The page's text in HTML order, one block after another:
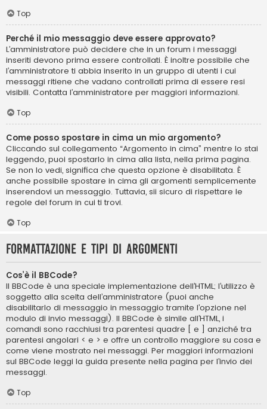
Top
Perché il mio messaggio deve essere approvato?
L’amministratore può decidere che in un forum i messaggi
inseriti devono prima essere controllati. È inoltre possibile che
l’amministratore ti abbia inserito in un gruppo di utenti i cui
messaggi ritiene che vadano controllati prima di essere resi
visibili. Contatta l’amministratore per maggiori informazioni.
Top
Come posso spostare in cima un mio argomento?
Cliccando sul collegamento “Argomento in cima” mentre lo stai
leggendo, puoi spostarlo in cima alla lista, nella prima pagina.
Se non lo vedi, significa che questa opzione è disabilitata. È
anche possibile spostare in cima gli argomenti semplicemente
inserendovi un messaggio. Tuttavia, sii sicuro di rispettare le
regole del forum in cui ti trovi.
Top
Formattazione e tipi di argomenti
Cos’è il BBCode?
Il BBCode è una speciale implementazione dell’HTML; l’utilizzo è
soggetto alla scelta dell’amministratore (puoi anche
disabilitarlo di messaggio in messaggio tramite l’opzione nel
modulo di invio messaggi). Il BBCode è simile all’HTML, i
comandi sono racchiusi tra parentesi quadre [ e ] anziché tra
parentesi angolari < e > e offre un controllo maggiore su cosa e
come viene mostrato nei messaggi. Per maggiori informazioni
sul BBCode leggi la guida presente nella pagina per l’invio dei
messaggi.
Top